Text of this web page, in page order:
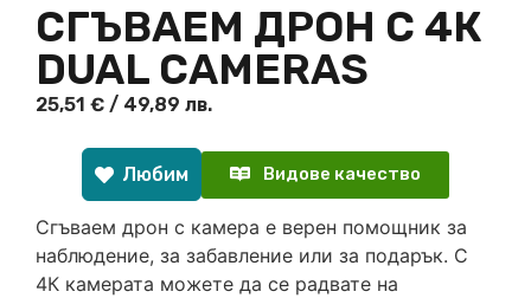
СГЪВАЕМ ДРОН С 4К
DUAL CAMERAS
25,51 € / 49,89 лв.
Любим Видове качество
Сгъваем дрон с камера е верен помощник за
наблюдение, за забавление или за подарък. С
4К камерата можете да се радвате на